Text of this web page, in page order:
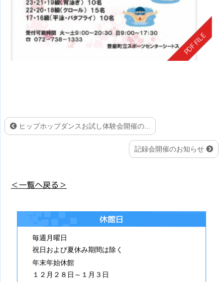
ヒップホップダンスお試し体験会開催の...
記録会開催のお知らせ
＜一覧へ戻る＞
休館日
毎週月曜日
祝日および夏休み期間は除く
年末年始休館
１２月２８日～１月３日